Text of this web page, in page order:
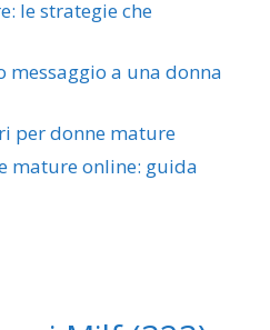
le strategie che
a una donna
per donne mature
mature online: guida